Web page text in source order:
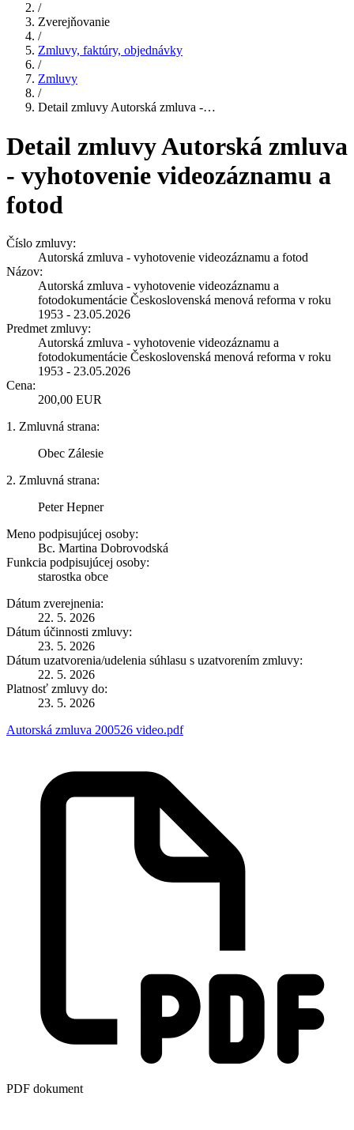
/
Zverejňovanie
/
Zmluvy, faktúry, objednávky
/
Zmluvy
/
Detail zmluvy Autorská zmluva -…
Detail zmluvy Autorská zmluva
- vyhotovenie videozáznamu a
fotod
Číslo zmluvy:
Autorská zmluva - vyhotovenie videozáznamu a fotod
Názov:
Autorská zmluva - vyhotovenie videozáznamu a
fotodokumentácie Československá menová reforma v roku
1953 - 23.05.2026
Predmet zmluvy:
Autorská zmluva - vyhotovenie videozáznamu a
fotodokumentácie Československá menová reforma v roku
1953 - 23.05.2026
Cena:
200,00 EUR
1. Zmluvná strana:
Obec Zálesie
2. Zmluvná strana:
Peter Hepner
Meno podpisujúcej osoby:
Bc. Martina Dobrovodská
Funkcia podpisujúcej osoby:
starostka obce
Dátum zverejnenia:
22. 5. 2026
Dátum účinnosti zmluvy:
23. 5. 2026
Dátum uzatvorenia/udelenia súhlasu s uzatvorením zmluvy:
22. 5. 2026
Platnosť zmluvy do:
23. 5. 2026
Autorská zmluva 200526 video.pdf
PDF dokument